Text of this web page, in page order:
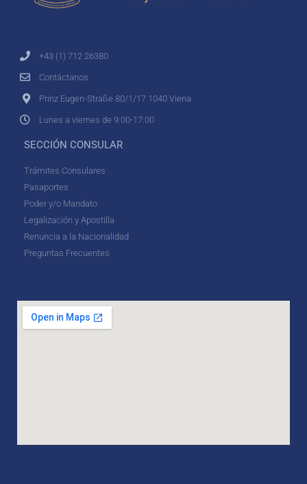
+43 (1) 712 26380
Contáctanos
Prinz Eugen-Straße 80/1/17 1040 Viena
Lunes a viernes de 9:00-17:00
SECCIÓN CONSULAR
Trámites Consulares
Pasaportes
Poder y/o Mandato
Legalización y Apostilla
Renuncia a la Nacionalidad
Preguntas Frecuentes